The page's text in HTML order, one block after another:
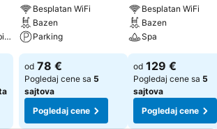
Besplatan WiFi
Bazen
Parking
od 78 €
Pogledaj cene sa 5
sajtova
Pogledaj cene
Besplatan WiFi
Bazen
Spa
od 129 €
Pogledaj cene sa 5
sajtova
Pogledaj cene